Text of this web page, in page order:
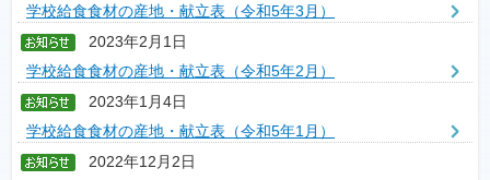
学校給食食材の産地・献立表（令和5年3月）
2023年2月1日
学校給食食材の産地・献立表（令和5年2月）
2023年1月4日
学校給食食材の産地・献立表（令和5年1月）
2022年12月2日